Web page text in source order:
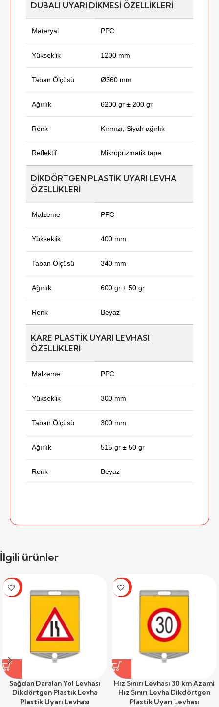
DUBALI UYARI DIKMESI ÖZELLIKLERI
Materyal PPC
Yükseklik 1200 mm
Taban Ölçüsü Ø360 mm
Ağırlık 6200 gr ± 200 gr
Renk Kırmızı, Siyah ağırlık
Reflektif Mikroprizmatik tape
DIKDÖRTGEN PLASTIK UYARI LEVHA
ÖZELLIKLERI
Malzeme PPC
Yükseklik 400 mm
Taban Ölçüsü 340 mm
Ağırlık 600 gr ± 50 gr
Renk Beyaz
KARE PLASTIK UYARI LEVHASI
ÖZELLIKLERI
Malzeme PPC
Yükseklik 300 mm
Taban Ölçüsü 300 mm
Ağırlık 515 gr ± 50 gr
Renk Beyaz
İlgili ürünler
-59%
Sağdan Daralan Yol Levhası
Dikdörtgen Plastik Levha
Plastik Uyarı Levhası
-59%
Hız Sınırı Levhası 30 km Azami
Hız Sınırı Levha Dikdörtgen
Plastik Uyarı Levhası